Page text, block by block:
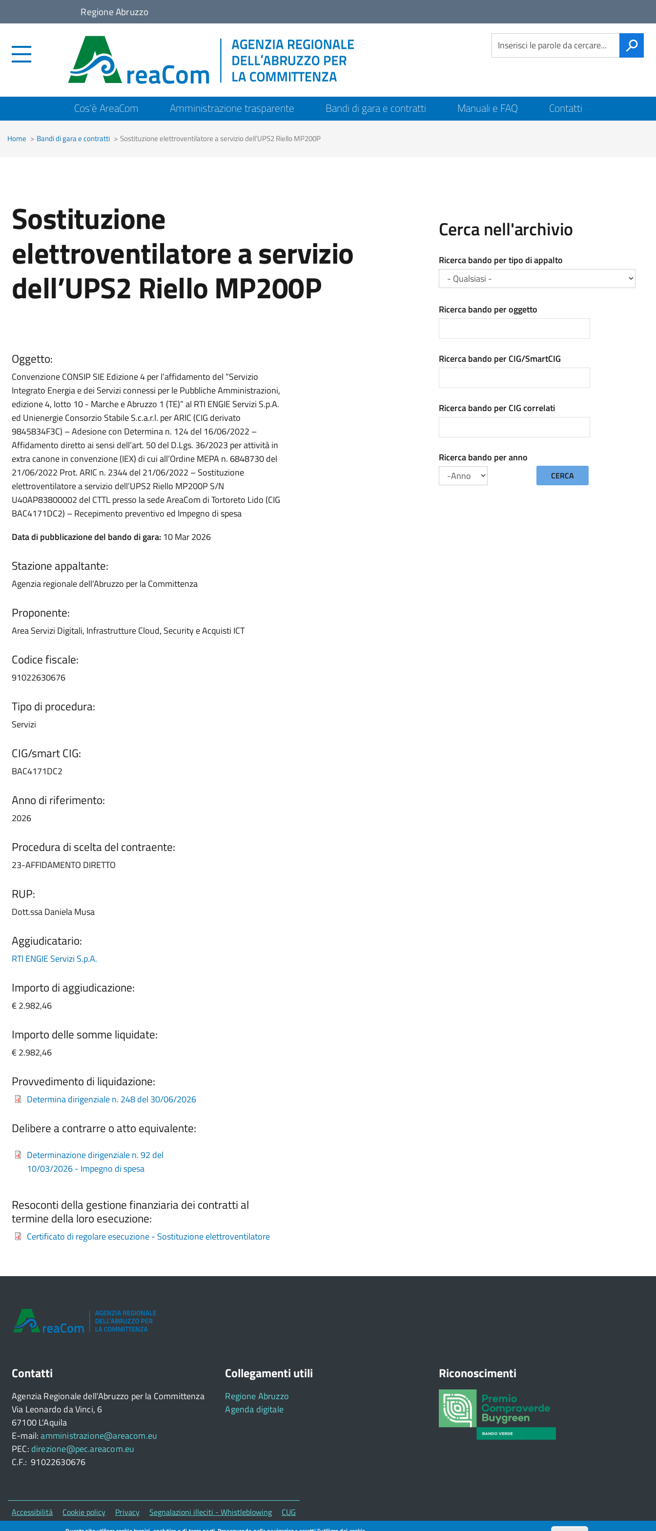
Regione Abruzzo
Link
social
menu
Cos'è AreaCom Amministrazione trasparente Bandi di gara e contratti Manuali e FAQ Contatti
Home Bandi di gara e contratti Sostituzione elettroventilatore a servizio dell’UPS2 Riello MP200P
Sostituzione
elettroventilatore a servizio
dell’UPS2 Riello MP200P
Oggetto:
Convenzione CONSIP SIE Edizione 4 per l’affidamento del “Servizio
Integrato Energia e dei Servizi connessi per le Pubbliche Amministrazioni,
edizione 4, lotto 10 - Marche e Abruzzo 1 (TE)” al RTI ENGIE Servizi S.p.A.
ed Unienergie Consorzio Stabile S.c.a.r.l. per ARIC (CIG derivato
9845834F3C) – Adesione con Determina n. 124 del 16/06/2022 –
Affidamento diretto ai sensi dell’art. 50 del D.Lgs. 36/2023 per attività in
extra canone in convenzione (IEX) di cui all’Ordine MEPA n. 6848730 del
21/06/2022 Prot. ARIC n. 2344 del 21/06/2022 – Sostituzione
elettroventilatore a servizio dell’UPS2 Riello MP200P S/N
U40AP83800002 del CTTL presso la sede AreaCom di Tortoreto Lido (CIG
BAC4171DC2) – Recepimento preventivo ed Impegno di spesa
Data di pubblicazione del bando di gara: 10 Mar 2026
Stazione appaltante:
Agenzia regionale dell'Abruzzo per la Committenza
Proponente:
Area Servizi Digitali, Infrastrutture Cloud, Security e Acquisti ICT
Codice fiscale:
91022630676
Tipo di procedura:
Servizi
CIG/smart CIG:
BAC4171DC2
Anno di riferimento:
2026
Procedura di scelta del contraente:
23-AFFIDAMENTO DIRETTO
RUP:
Dott.ssa Daniela Musa
Aggiudicatario:
RTI ENGIE Servizi S.p.A.
Importo di aggiudicazione:
€ 2.982,46
Importo delle somme liquidate:
€ 2.982,46
Provvedimento di liquidazione:
Determina dirigenziale n. 248 del 30/06/2026
Delibere a contrarre o atto equivalente:
Determinazione dirigenziale n. 92 del
10/03/2026 - Impegno di spesa
Resoconti della gestione finanziaria dei contratti al
termine della loro esecuzione:
Certificato di regolare esecuzione - Sostituzione elettroventilatore
Cerca nell'archivio
Ricerca bando per tipo di appalto
Ricerca bando per oggetto
Ricerca bando per CIG/SmartCIG
Ricerca bando per CIG correlati
Ricerca bando per anno
CERCA
Contatti
Agenzia Regionale dell'Abruzzo per la Committenza
Via Leonardo da Vinci, 6
67100 L'Aquila
E-mail:amministrazione@areacom.eu
PEC: direzione@pec.areacom.eu
C.F.: 91022630676
Collegamenti utili
Regione Abruzzo
Agenda digitale
Riconoscimenti
Piè
Accessibilità Cookie policy Privacy Segnalazioni illeciti - Whistleblowing CUG